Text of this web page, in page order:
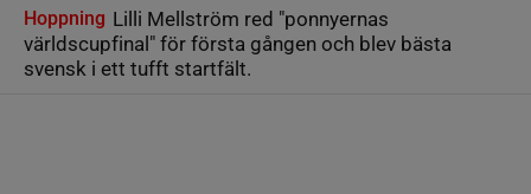
Hoppning Lilli Mellström red "ponnyernas
världscupfinal" för första gången och blev bästa
svensk i ett tufft startfält.